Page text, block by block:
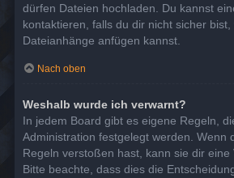
dürfen Dateien hochladen. Du kannst
kontaktieren, falls du dir nicht sicher bist,
Dateianhänge anfügen kannst.
Nach oben
Weshalb wurde ich verwarnt?
In jedem Board gibt es eigene Regeln,
Administration festgelegt werden. Wenn
Regeln verstoßen hast, kann sie dir eine
Bitte beachte, dass dies die